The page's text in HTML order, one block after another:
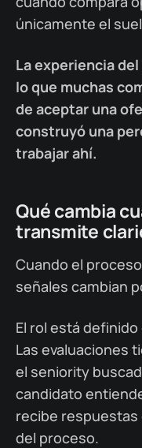
únicamente el
La experiencia
lo que muchas
de aceptar una
construyó una
trabajar ahí.
Qué cambia
transmite
Cuando el
señales cambian
El rol está
Las evaluaciones
el seniority
candidato
recibe respuestas
del proceso.